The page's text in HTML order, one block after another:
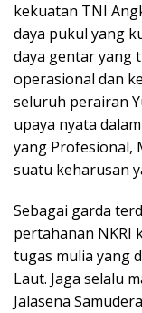
kekuatan TNI
daya pukul yang
daya gentar yang
operasional dan
seluruh perairan
upaya nyata
yang Profesional,
suatu keharusan
Sebagai garda
pertahanan NKRI
tugas mulia yang
Laut. Jaga selalu
Jalasena